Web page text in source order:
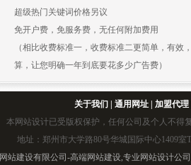
超级热门关键词价格另议
免开户费，免服务费，无任何附加费用
（相比收费标准一，收费标准二更简单，有
算，让您明确一年到底要花多少广告费）
关于我们 通用网址 加盟代理
本网站设计已受版权保护，任何公司及个人不得
地址：郑州市大学路80号华城国际中心1409室
网站建设有限公司-高端网站建设,专业 网站设计公